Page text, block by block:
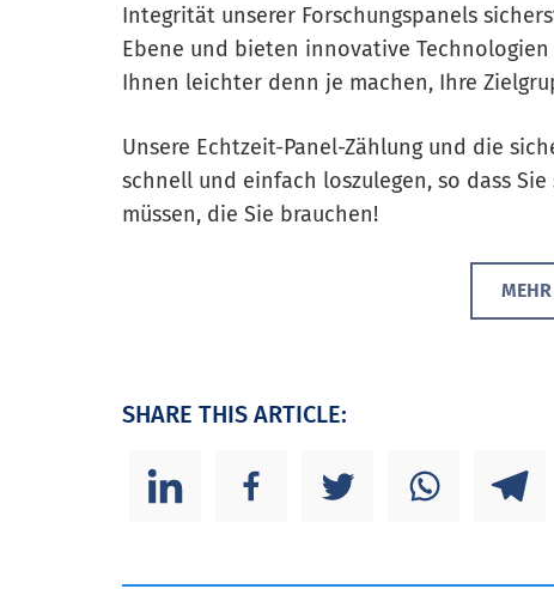
Integrität unserer Forschungspanels
Ebene und bieten innovative
Ihnen leichter denn je machen, Ihre
Unsere Echtzeit-Panel-Zählung und die
schnell und einfach loszulegen, so dass
müssen, die Sie brauchen!
SHARE THIS ARTICLE: